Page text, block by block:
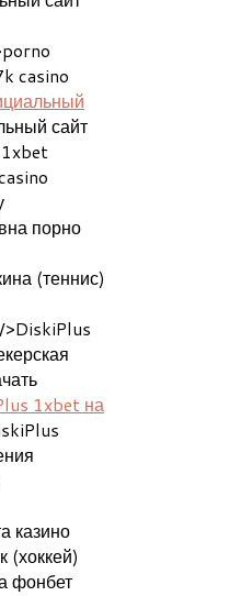
casino
сайт
порно
(теннис)
1xbet на
казино
(хоккей)
фонбет